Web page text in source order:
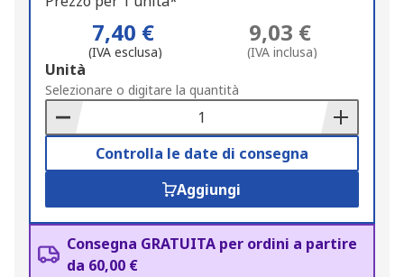
7,40 €
(IVA esclusa)
9,03 €
(IVA inclusa)
Add
to
Basket
Unità
Selezionare o digitare la quantità
Controlla le date di consegna
Aggiungi
Consegna GRATUITA per ordini a partire
da 60,00 €